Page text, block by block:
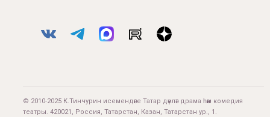
© 2010-2025 К.Тинчурин исемендәге Татар дәүләт драма һәм комедия
театры. 420021, Россия, Татарстан, Казан, Татарстан ур., 1.